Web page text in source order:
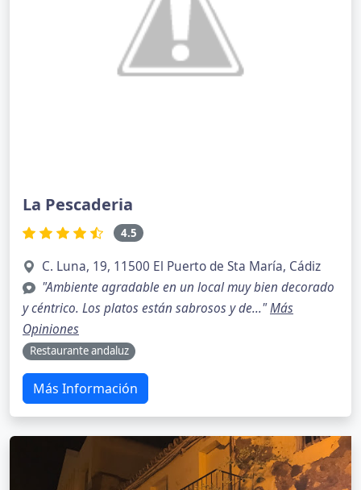
La Pescaderia
4.5
C. Luna, 19, 11500 El Puerto de Sta María, Cádiz
"Ambiente agradable en un local muy bien decorado
y céntrico. Los platos están sabrosos y de..."Más
Opiniones
Restaurante andaluz
Más Información